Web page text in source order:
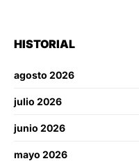
HISTORIAL
agosto 2026
julio 2026
junio 2026
mayo 2026